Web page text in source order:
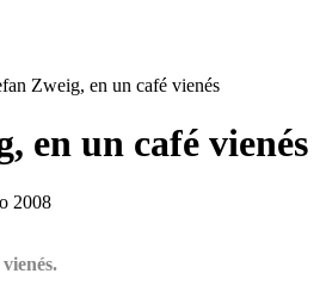
Zweig, en un café vienés
en un café vienés
2008